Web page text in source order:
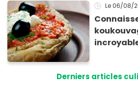
Le 06/08/
Derniers articles